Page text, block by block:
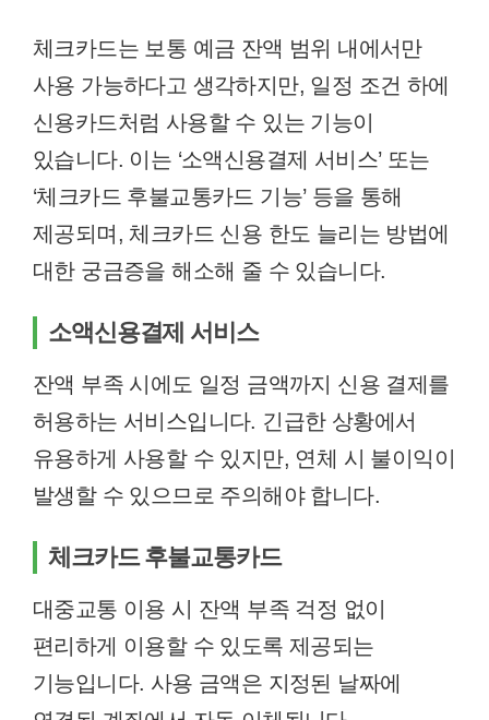
체크카드는 보통 예금 잔액 범위 내에서만
사용 가능하다고 생각하지만, 일정 조건 하에
신용카드처럼 사용할 수 있는 기능이
있습니다. 이는 ‘소액신용결제 서비스’ 또는
‘체크카드 후불교통카드 기능’ 등을 통해
제공되며, 체크카드 신용 한도 늘리는 방법에
대한 궁금증을 해소해 줄 수 있습니다.
소액신용결제 서비스
잔액 부족 시에도 일정 금액까지 신용 결제를
허용하는 서비스입니다. 긴급한 상황에서
유용하게 사용할 수 있지만, 연체 시 불이익이
발생할 수 있으므로 주의해야 합니다.
체크카드 후불교통카드
대중교통 이용 시 잔액 부족 걱정 없이
편리하게 이용할 수 있도록 제공되는
기능입니다. 사용 금액은 지정된 날짜에